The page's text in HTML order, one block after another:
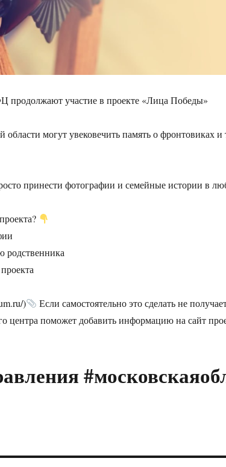
участие в проекте «Лица Победы»
могут увековечить память о фронтовиках
принести фотографии и семейные истории в
родственника
)
Если самостоятельно это сделать не
центра поможет добавить информацию на сайт